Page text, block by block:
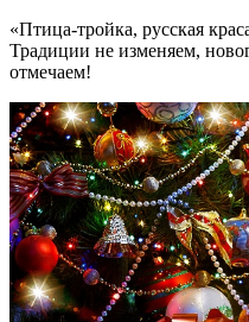
«Птица-тройка, русская
Традиции не изменяем,
отмечаем!